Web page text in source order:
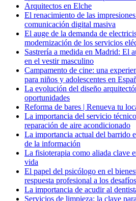
Arquitectos en Elche
El renacimiento de las
comunicación digital masiva
El auge de la demanda de
modernización de los servicios
Sastrería a medida en Madrid: El
en el vestir masculino
Campamento de cine: una
para niños y adolescentes en
La evolución del diseño
oportunidades
Reforma de bares | Renueva tu
La importancia del servicio
reparación de aire acondicionado
La importancia actual del barrido
de la información
La fisioterapia como aliada clave
vida
El papel del psicólogo en el
respuesta profesional a los
La importancia de acudir al
Servicios de limpieza: la clave